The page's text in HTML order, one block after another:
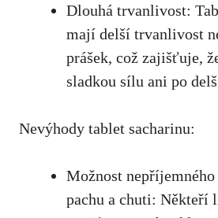
Dlouhá trvanlivost:
mají delší trvanlivost
prášek, což zajišťuje,⁤
sladkou sílu ani po
Nevýhody tablet sacharinu:
Možnost
pachu a chuti:⁤ Někteří⁤